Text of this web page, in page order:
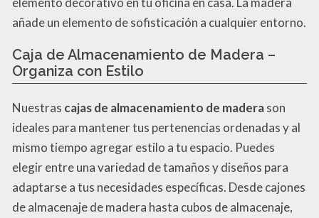
añade un elemento de sofisticación a cualquier entorno.
Caja de Almacenamiento de Madera –
Organiza con Estilo
Nuestras cajas de almacenamiento de maderason
ideales para mantener tus pertenencias ordenadas y al
mismo tiempo agregar estilo a tu espacio. Puedes
elegir entre una variedad de tamaños y diseños para
adaptarse a tus necesidades específicas. Desde cajones
de almacenaje de madera hasta cubos de almacenaje,